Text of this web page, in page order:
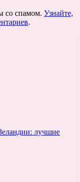
со спамом. Узнайте,
.
лучшие